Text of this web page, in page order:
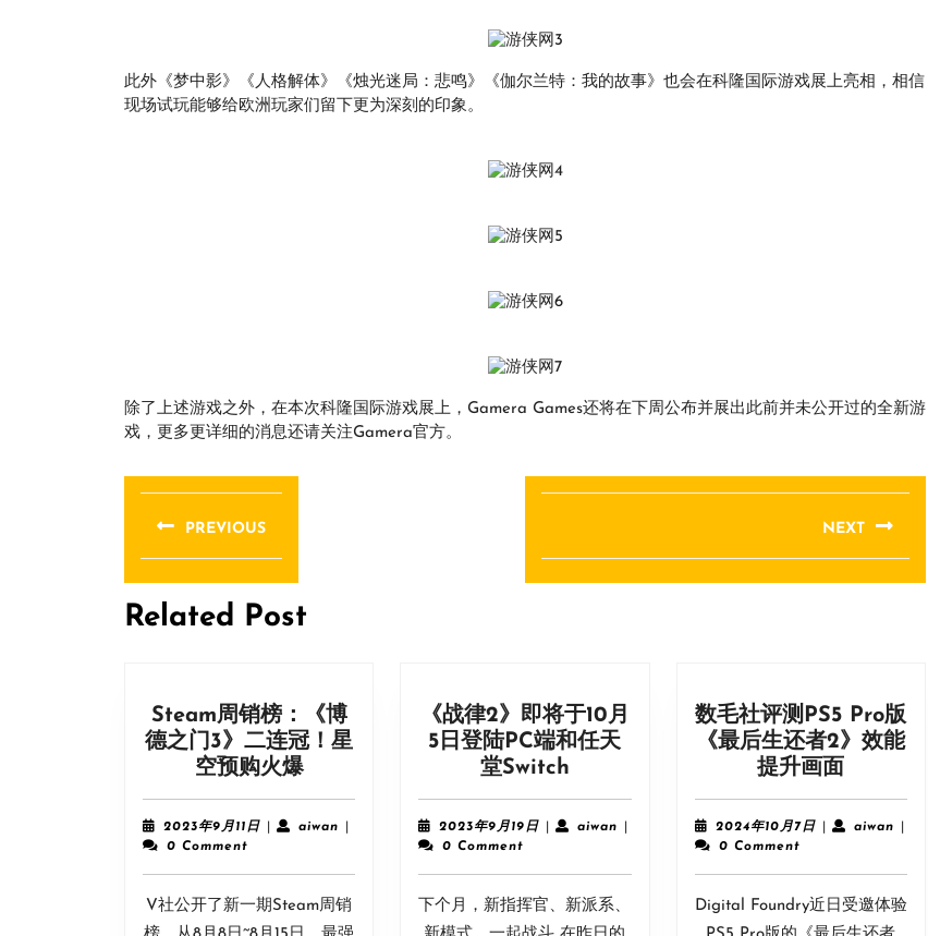
此外《梦中影》《人格解体》《烛光迷局：悲鸣》《伽尔兰特：我的故事》也会在科隆国际游戏展上亮相，相信
现场试玩能够给欧洲玩家们留下更为深刻的印象。
除了上述游戏之外，在本次科隆国际游戏展上，Gamera Games还将在下周公布并展出此前并未公开过的全新游
戏，更多更详细的消息还请关注Gamera官方。
文
章
导
航
PREVIOUS
post:
NEXT
post:
Related Post
Steam周销榜：《博
德之门3》二连冠！星
空预购火爆Steam
周
销
《博
德
之
2023年9月11日2023
11
日
aiwanaiwan
0 Comment
V社公开了新一期Steam周销
《战律2》即将于10月
5日登陆PC端和任天
堂Switch《战
律
2》
将
于
10
2023年9月19日2023
19
日
aiwan aiwan
0 Comment
下个月，新指挥官、新派系、
数毛社评测PS5 Pro版
《最后生还者2》效能
提升画面
毛
社
测
PS5
Pro
2024年10月7日2024
7
日
aiwanaiwan
0 Comment
Digital Foundry近日受邀体验